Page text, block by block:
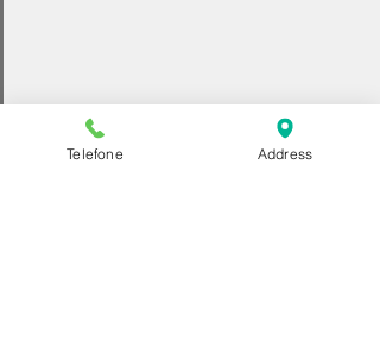
Telefone Address